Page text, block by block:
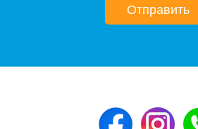
Отправить